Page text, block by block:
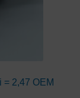
= 2,47 OEM